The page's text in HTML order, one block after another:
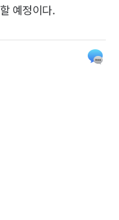
예정이다.